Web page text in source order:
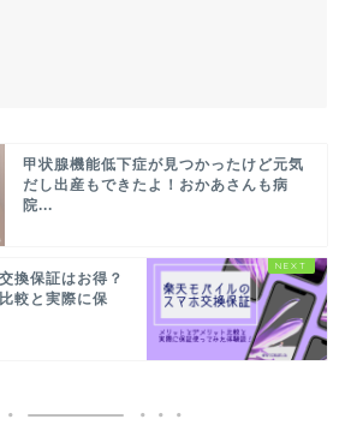
甲状腺機能低下症が見つかったけど元気
だし出産もできたよ！おかあさんも病
院...
換保証はお得？
較と実際に保